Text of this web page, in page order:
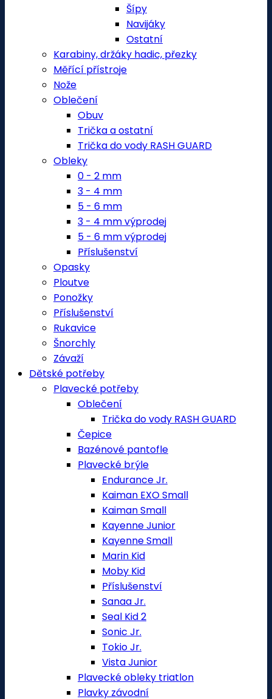
Šípy
Navijáky
Ostatní
Karabiny, držáky hadic, přezky
Měřící přístroje
Nože
Oblečení
Obuv
Trička a ostatní
Trička do vody RASH GUARD
Obleky
0 - 2 mm
3 - 4 mm
5 - 6 mm
3 - 4 mm výprodej
5 - 6 mm výprodej
Příslušenství
Opasky
Ploutve
Ponožky
Příslušenství
Rukavice
Šnorchly
Závaží
Dětské potřeby
Plavecké potřeby
Oblečení
Trička do vody RASH GUARD
Čepice
Bazénové pantofle
Plavecké brýle
Endurance Jr.
Kaiman EXO Small
Kaiman Small
Kayenne Junior
Kayenne Small
Marin Kid
Moby Kid
Příslušenství
Sanaa Jr.
Seal Kid 2
Sonic Jr.
Tokio Jr.
Vista Junior
Plavecké obleky triatlon
Plavky závodní